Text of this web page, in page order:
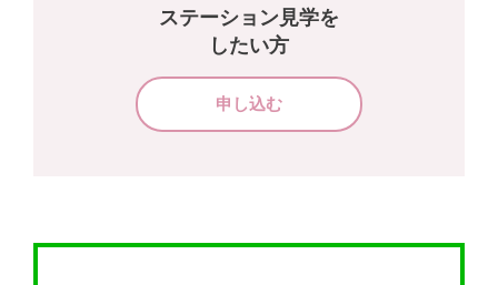
ステーション見学を
したい方
申し込む